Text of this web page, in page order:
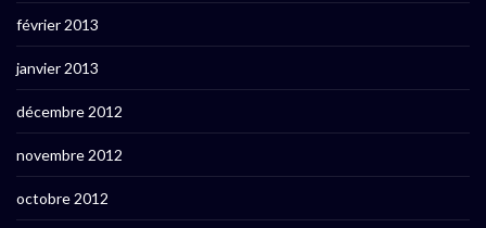
février 2013
janvier 2013
décembre 2012
novembre 2012
octobre 2012